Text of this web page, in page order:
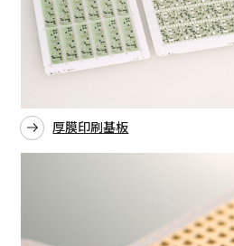
厚膜印刷基板